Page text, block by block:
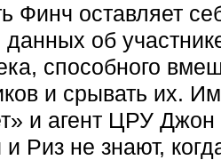
Финч оставляет
об
способного
и срывать их.
и агент ЦРУ Джон
Риз не знают,